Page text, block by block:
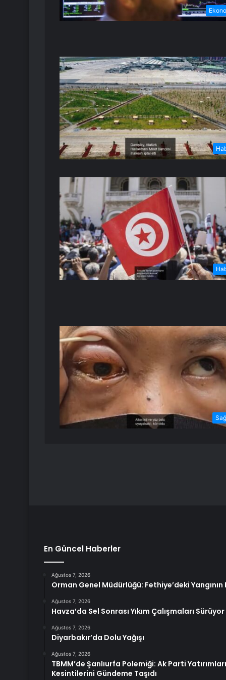
En Güncel Haberler
Ağustos 7, 2026
Orman Genel Müdürlüğü: Fethiye’deki
Ağustos 7, 2026
Havza’da Sel Sonrası Yıkım Çalışmaları Sürüyor
Ağustos 7, 2026
Diyarbakır’da Dolu Yağışı
Ağustos 7, 2026
TBMM’de Şanlıurfa Polemiği: Ak Parti
Kesintilerini Gündeme Taşıdı